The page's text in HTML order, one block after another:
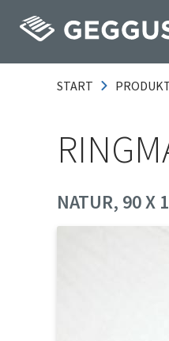
START
NATUR, 90 X